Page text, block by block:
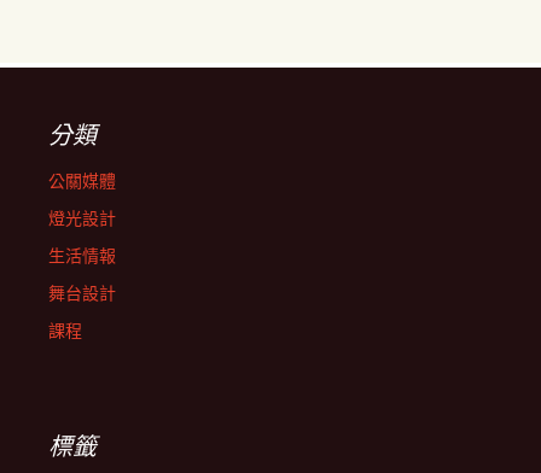
分類
公關媒體
燈光設計
生活情報
舞台設計
課程
標籤